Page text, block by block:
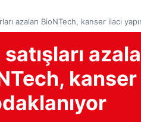
azalan BioNTech, kanser ilacı
satışları
kanser